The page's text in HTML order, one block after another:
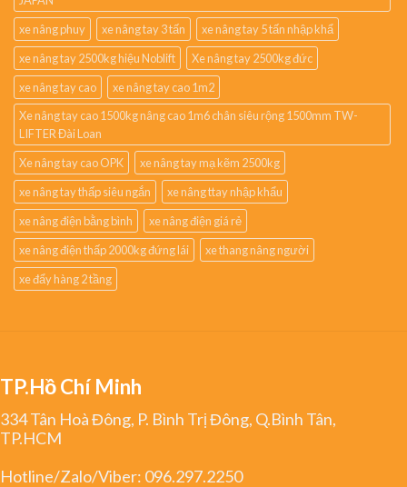
xe nâng phuy
xe nâng tay 3 tấn
xe nâng tay 5 tấn nhập khẩ
xe nâng tay 2500kg hiệu Noblift
Xe nâng tay 2500kg đức
xe nâng tay cao
xe nâng tay cao 1m2
Xe nâng tay cao 1500kg nâng cao 1m6 chân siêu rộng 1500mm TW-
LIFTER Đài Loan
Xe nâng tay cao OPK
xe nâng tay mạ kẽm 2500kg
xe nâng tay thấp siêu ngắn
xe nâng ttay nhập khẩu
xe nâng điện bằng bình
xe nâng điện giá rẻ
xe nâng điện thấp 2000kg đứng lái
xe thang nâng người
xe đẩy hàng 2 tầng
TP.Hồ Chí Minh
334 Tân Hoà Đông, P. Bình Trị Đông, Q.Bình Tân,
TP.HCM
Hotline/Zalo/Viber: 096.297.2250